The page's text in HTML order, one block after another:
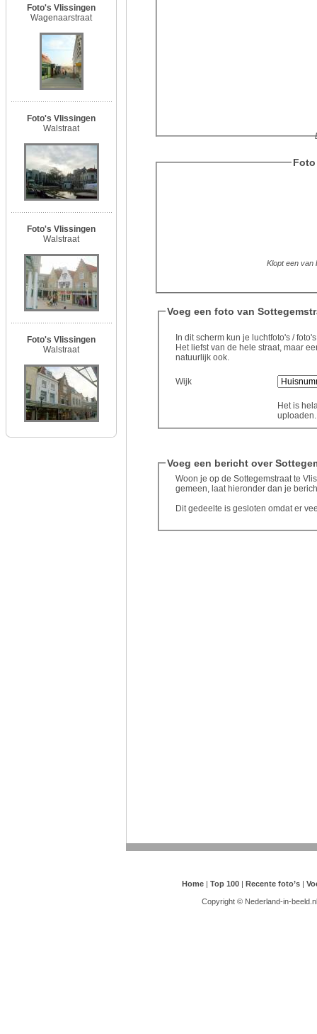
Foto's Vlissingen
Wagenaarstraat
Foto's Vlissingen
Walstraat
Foto's Vlissingen
Walstraat
Foto's Vlissingen
Walstraat
Klopt een van
Voeg een foto van
In dit scherm kun je luchtfoto's /
Het liefst van de hele straat, maar
natuurlijk ook.
Wijk
Het is
Voeg een bericht over
Woon je op de Sottegemstraat te
gemeen, laat hieronder dan je
Dit gedeelte is gesloten omdat er
Home | Top 100 | Recente foto’s |
Copyright © Nederland-in-